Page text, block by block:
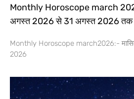
Monthly Horoscope march
अगस्त 2026 से 31 अगस्त 2026 तक
Monthly Horoscope march2026:-
2026